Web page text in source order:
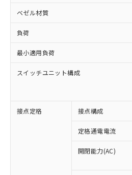
ベゼル材質
負荷
最小適用負荷
スイッチユニット構成
接点定格 接点構成
定格通電電流
開閉能力(AC)
※1 対応状況
対応済み：EU RoHS指
非含有に対応した製品が
対応予定：EU RoHS指令